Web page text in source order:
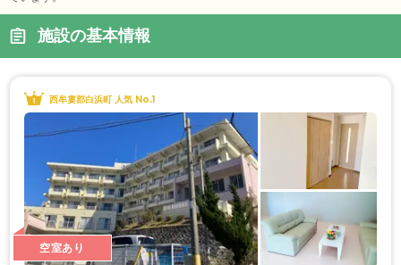
施設の基本情報
西牟婁郡白浜町 人気 No.1
空室あり